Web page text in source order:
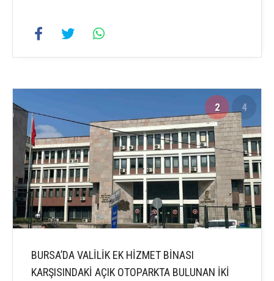
2 4
BURSA’DA VALİLİK EK HİZMET BİNASI
KARŞISINDAKİ AÇIK OTOPARKTA BULUNAN İKİ